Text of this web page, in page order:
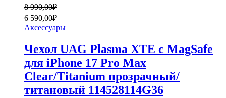
8 990,00₽
Первоначальная
цена
составляла
8
6 590,00₽
Текущая
цена:
6
590,00₽.
Аксессуары
Чехол UAG Plasma XTE с MagSafe
для iPhone 17 Pro Max
Clear/Titanium прозрачный/
титановый 114528114G36